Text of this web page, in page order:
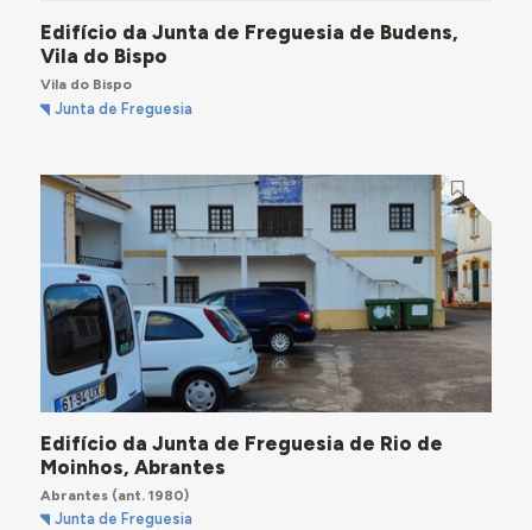
Edifício da Junta de Freguesia de Budens,
Vila do Bispo
Vila do Bispo
Junta de Freguesia
Edifício da Junta de Freguesia de Rio de
Moinhos, Abrantes
Abrantes(ant. 1980)
Junta de Freguesia